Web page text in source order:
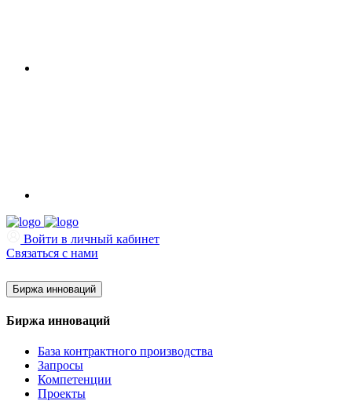
Войти в личный кабинет
Связаться с нами
Биржа инноваций
Биржа инноваций
База контрактного производства
Запросы
Компетенции
Проекты